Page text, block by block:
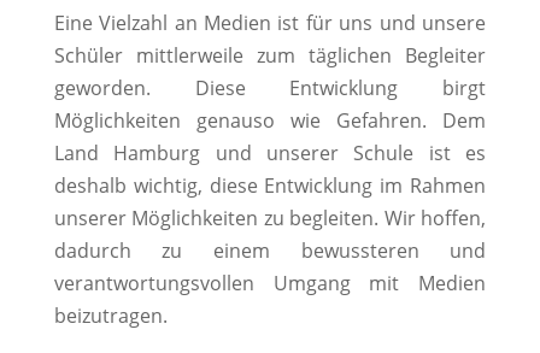
Eine Vielzahl an Medien ist für uns und unsere
Schüler mittlerweile zum täglichen Begleiter
geworden. Diese Entwicklung birgt
Möglichkeiten genauso wie Gefahren. Dem
Land Hamburg und unserer Schule ist es
deshalb wichtig, diese Entwicklung im Rahmen
unserer Möglichkeiten zu begleiten. Wir hoffen,
dadurch zu einem bewussteren und
verantwortungsvollen Umgang mit Medien
beizutragen.